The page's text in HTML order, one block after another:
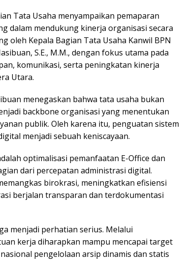
Tata Usaha menyampaikan pemaparan
dalam mendukung kinerja organisasi secara
oleh Kepala Bagian Tata Usaha Kanwil BPN
S.E., M.M., dengan fokus utama pada
komunikasi, serta peningkatan kinerja
Utara.
menegaskan bahwa tata usaha bukan
backbone organisasi yang menentukan
publik. Oleh karena itu, penguatan sistem
menjadi sebuah keniscayaan.
optimalisasi pemanfaatan E-Office dan
dari percepatan administrasi digital.
birokrasi, meningkatkan efisiensi
berjalan transparan dan terdokumentasi
menjadi perhatian serius. Melalui
kerja diharapkan mampu mencapai target
pengelolaan arsip dinamis dan statis